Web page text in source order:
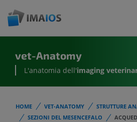
vet-Anatomy
L'anatomia dell'imaging
HOME VET-ANATOMY STRUTTURE
SEZIONI DEL MESENCEFALO